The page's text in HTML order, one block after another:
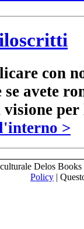
con
se avete
>
Delos
Policy |